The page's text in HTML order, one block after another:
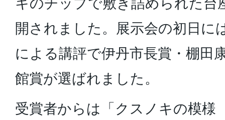
キのチップで敷き詰められた台
開されました。展示会の初日に
による講評で伊丹市長賞・棚田
館賞が選ばれました。
受賞者からは「クスノキの模様